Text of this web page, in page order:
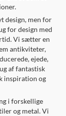
design, men for
for design med
Vi sætter en
antikviteter,
ejede,
af fantastisk
inspiration og
i forskellige
og metal. Vi